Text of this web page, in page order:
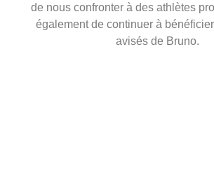
de nous confronter à des athlètes
également de continuer à
avisés de Bruno.